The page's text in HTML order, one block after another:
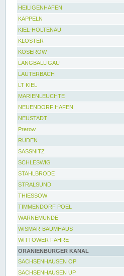
HEILIGENHAFEN
KAPPELN
KIEL-HOLTENAU
KLOSTER
KOSEROW
LANGBALLIGAU
LAUTERBACH
LT KIEL
MARIENLEUCHTE
NEUENDORF HAFEN
NEUSTADT
Prerow
RUDEN
SASSNITZ
SCHLESWIG
STAHLBRODE
STRALSUND
THIESSOW
TIMMENDORF POEL
WARNEMÜNDE
WISMAR-BAUMHAUS
WITTOWER FÄHRE
ORANIENBURGER KANAL
SACHSENHAUSEN OP
SACHSENHAUSEN UP